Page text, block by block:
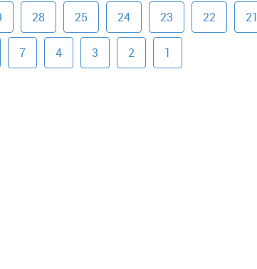
28 25 24 23 22 21
7 4 3 2 1